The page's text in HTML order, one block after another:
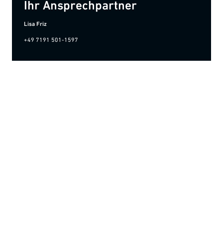
Ihr Ansprechpartner
Lisa Friz
+49 7191 501-1597